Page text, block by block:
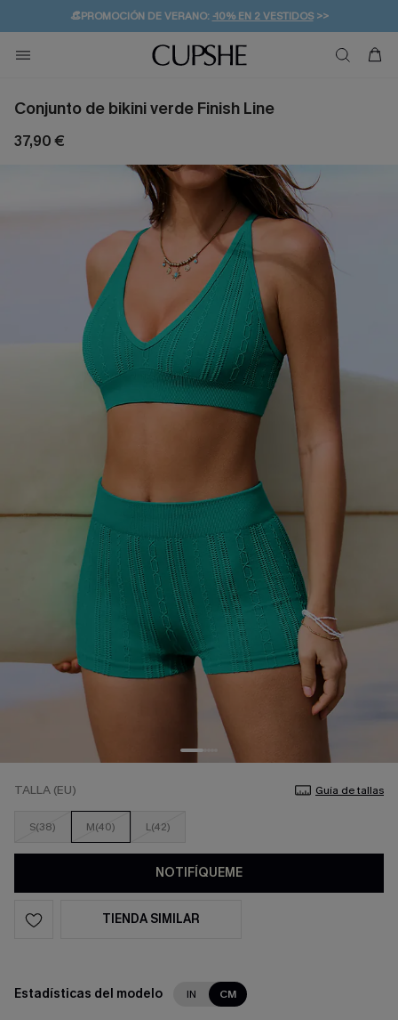
👒PROMOCIÓN DE VERANO:-10% EN 2 VESTIDOS>>
💌¡SUSCRIBIRSE & GANAR -10% EXTRA!
🚚ENVÍO GRATUITO A PARTIR DE 49 € >>
Conjunto de bikini verde Finish Line
37,90 €
TALLA (EU) Guía de tallas
S(38) M(40) L(42)
NOTIFÍQUEME
TIENDA SIMILAR
Estadísticas del modelo IN CM